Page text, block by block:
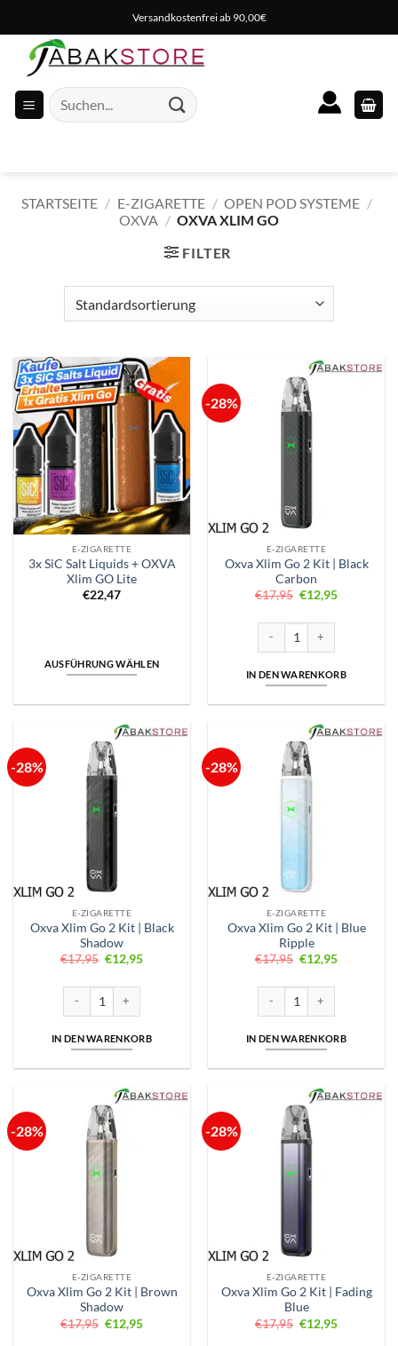
Inhalt
springen
Versandkostenfrei ab 90,00€
Suche
nach:
STARTSEITE / E-ZIGARETTE / OPEN POD SYSTEME /
OXVA / OXVA XLIM GO
FILTER
E-ZIGARETTE
3x SiC Salt Liquids + OXVA
Xlim GO Lite
€22,47
AUSFÜHRUNG WÄHLEN
Produkt
weist
mehrere
Varianten
auf.
Die
Optionen
der
Produktseite
gewählt
werden
-28%
E-ZIGARETTE
Oxva Xlim Go 2 Kit | Black
Carbon
€17,95 Ursprünglicher
Preis
€12,95Aktueller
IN DEN WARENKORB
-28%
E-ZIGARETTE
Oxva Xlim Go 2 Kit | Black
Shadow
€17,95 Ursprünglicher
Preis
€12,95Aktueller
IN DEN WARENKORB
-28%
E-ZIGARETTE
Oxva Xlim Go 2 Kit | Blue
Ripple
€17,95 Ursprünglicher
Preis
€12,95Aktueller
IN DEN WARENKORB
-28%
E-ZIGARETTE
Oxva Xlim Go 2 Kit | Brown
Shadow
€17,95 Ursprünglicher
Preis
€12,95Aktueller
-28%
E-ZIGARETTE
Oxva Xlim Go 2 Kit | Fading
Blue
€17,95 Ursprünglicher
Preis
€12,95Aktueller